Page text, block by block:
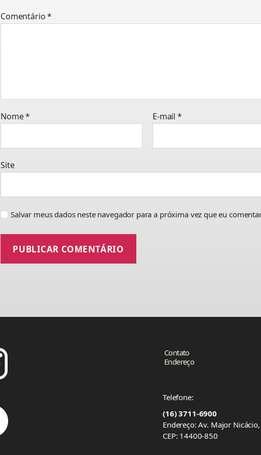
Comentário*
Nome* E-mail *
Site
Salvar meus dados neste navegador para a próxima vez que eu
Contato
Endereço
Telefone:
(16) 3711-6900
Endereço: Av. Major
CEP: 14400-850